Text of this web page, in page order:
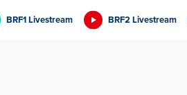
BRF1 Livestream BRF2 Livestream